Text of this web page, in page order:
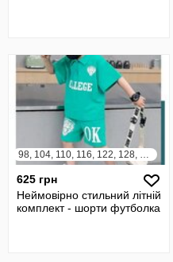
98, 104, 110, 116, 122, 128, 134, 140
625 грн
Неймовірно стильний літній
комплект - шорти футболка